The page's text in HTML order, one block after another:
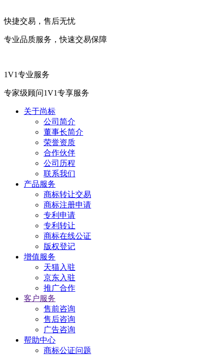
快捷交易，售后无忧
专业品质服务，快速交易保障
1V1专业服务
专家级顾问1V1专享服务
关于尚标
公司简介
董事长简介
荣誉资质
合作伙伴
公司历程
联系我们
产品服务
商标转让交易
商标注册申请
专利申请
专利转让
商标在线公证
版权登记
增值服务
天猫入驻
京东入驻
推广合作
客户服务
售前咨询
售后咨询
广告咨询
帮助中心
商标公证问题